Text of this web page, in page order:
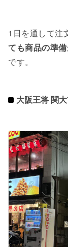
1日を通して注
ても商品の準
です。
大阪王将 関